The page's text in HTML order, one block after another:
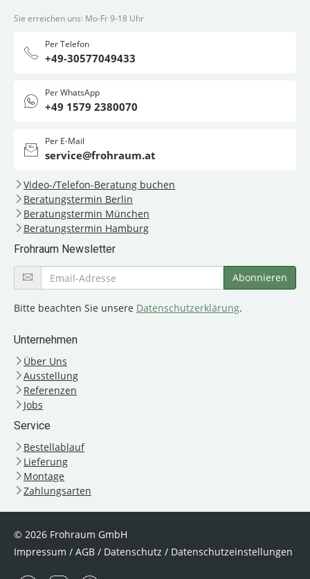
Sie erreichen uns: Mo-Fr 9-18 Uhr
Per Telefon
+49-30577049433
Per WhatsApp
+49 1579 2380070
Per E-Mail
service@frohraum.at
Video-/Telefon-Beratung buchen
Beratungstermin Berlin
Beratungstermin München
Beratungstermin Hamburg
Frohraum Newsletter
Bitte beachten Sie unsere Datenschutzerklärung.
Unternehmen
Über Uns
Ausstellung
Referenzen
Jobs
Service
Bestellablauf
Lieferung
Montage
Zahlungsarten
© 2026 Frohraum GmbH
Impressum / AGB / Datenschutz / Datenschutzeinstellungen